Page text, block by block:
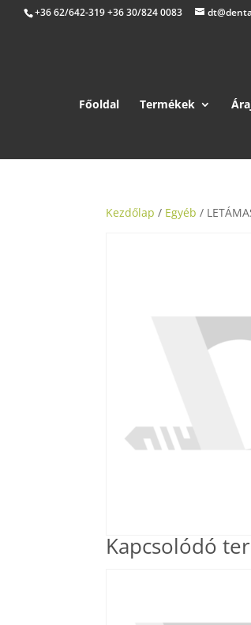
+36 62/642-319 +36 30/824 0083
Főoldal Termékek
Kezdőlap / Egyéb /
Kapcsolódó